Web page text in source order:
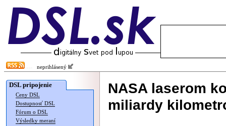
neprihlásený
DSL pripojenie
Ceny DSL
Dostupnosť DSL
Fórum o DSL
Výsledky meraní
NASA laserom
miliardy